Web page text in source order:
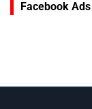
Facebook Ads